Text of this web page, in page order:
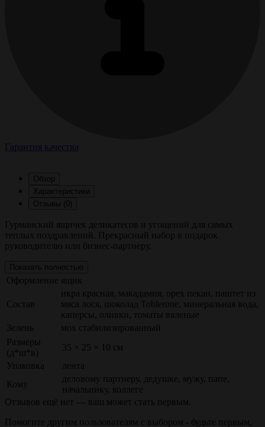
Гарантия качества
Обзор
Характеристики
Отзывы (0)
Гурманский ящичек деликатесов и угощений для самых
теплых поздравлений. Прекрасный набор в подарок
руководителю или бизнес-партнеру.
Показать полностью
Оформление ящик
Состав
икра красная, макадамия, орех пекан, паштет из
мяса лося, шоколад Toblerone, минеральная вода,
каперсы, оливки, томаты вяленые
Зелень
мох стабилизированный
Размеры
(д*ш*в)
35 × 25 × 10 см
Упаковка
лента
Кому
деловому партнеру, дедушке, мужу, папе,
начальнику, коллеге
Отзывов ещё нет — ваш может стать первым.
Помогите другим пользователям с выбором - будьте первым,